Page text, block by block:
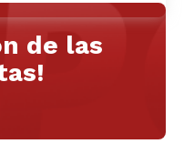
de las